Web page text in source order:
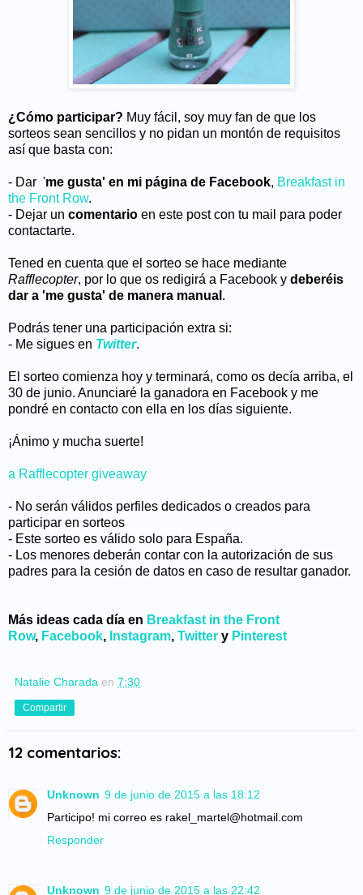
¿Cómo participar? Muy fácil, soy muy fan de que los
sorteos sean sencillos y no pidan un montón de requisitos
así que basta con:
- Dar 'me gusta' en mi página de Facebook, Breakfast in
the Front Row.
- Dejar un comentario en este post con tu mail para poder
contactarte.
Tened en cuenta que el sorteo se hace mediante
Rafflecopter, por lo que os redigirá a Facebook y deberéis
dar a 'me gusta' de manera manual .
Podrás tener una participación extra si:
- Me sigues en Twitter.
El sorteo comienza hoy y terminará, como os decía arriba, el
30 de junio. Anunciaré la ganadora en Facebook y me
pondré en contacto con ella en los días siguiente.
¡Ánimo y mucha suerte!
a Rafflecopter giveaway
- No serán válidos perfiles dedicados o creados para
participar en sorteos
- Este sorteo es válido solo para España.
- Los menores deberán contar con la autorización de sus
padres para la cesión de datos en caso de resultar ganador.
Más ideas cada día en Breakfast in the Front
Row, Facebook, Instagram, Twitter y Pinterest
Natalie Charada en 7:30
Compartir
12 comentarios:
Unknown 9 de junio de 2015 a las 18:12
Participo! mi correo es rakel_martel@hotmail.com
Responder
Unknown 9 de junio de 2015 a las 22:42